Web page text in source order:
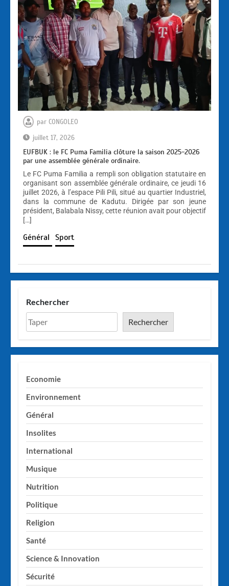
par CONGOLEO
juillet 17, 2026
EUFBUK : le FC Puma Familia clôture la saison 2025-2026
par une assemblée générale ordinaire.
Le FC Puma Familia a rempli son obligation statutaire en
organisant son assemblée générale ordinaire, ce jeudi 16
juillet 2026, à l’espace Pili Pili, situé au quartier Industriel,
dans la commune de Kadutu. Dirigée par son jeune
président, Balabala Nissy, cette réunion avait pour objectif
[…]
Général Sport
Rechercher
Rechercher
Economie
Environnement
Général
Insolites
International
Musique
Nutrition
Politique
Religion
Santé
Science & Innovation
Sécurité